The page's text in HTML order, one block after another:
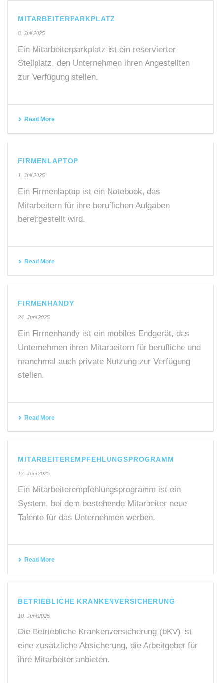
MITARBEITERPARKPLATZ
8. Juli 2025
Ein Mitarbeiterparkplatz ist ein reservierter
Stellplatz, den Unternehmen ihren Angestellten
zur Verfügung stellen.
Read More
FIRMENLAPTOP
1. Juli 2025
Ein Firmenlaptop ist ein Notebook, das
Mitarbeitern für ihre beruflichen Aufgaben
bereitgestellt wird.
Read More
FIRMENHANDY
24. Juni 2025
Ein Firmenhandy ist ein mobiles Endgerät, das
Unternehmen ihren Mitarbeitern für berufliche und
manchmal auch private Nutzung zur Verfügung
stellen.
Read More
MITARBEITEREMPFEHLUNGSPROGRAMM
17. Juni 2025
Ein Mitarbeiterempfehlungsprogramm ist ein
System, bei dem bestehende Mitarbeiter neue
Talente für das Unternehmen werben.
Read More
BETRIEBLICHE KRANKENVERSICHERUNG
10. Juni 2025
Die Betriebliche Krankenversicherung (bKV) ist
eine zusätzliche Absicherung, die Arbeitgeber für
ihre Mitarbeiter anbieten.